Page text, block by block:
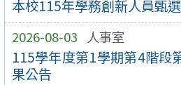
本校115年學務創新人員甄
2026-08-03 人事室
115學年度第1學期第4階段
果公告